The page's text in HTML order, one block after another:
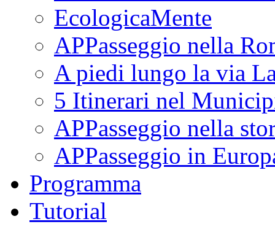
EcologicaMente
APPasseggio nella
A piedi lungo la via
5 Itinerari nel
APPasseggio nella
APPasseggio in
Programma
Tutorial